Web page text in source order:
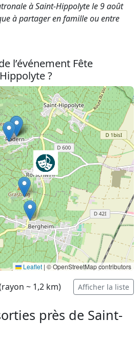
à Saint-Hippolyte le 9 août
à partager en famille ou entre
l’événement Fête
?
Leaflet | © OpenStreetMap contributors
~ 1,2 km) Afficher la liste
près de Saint-